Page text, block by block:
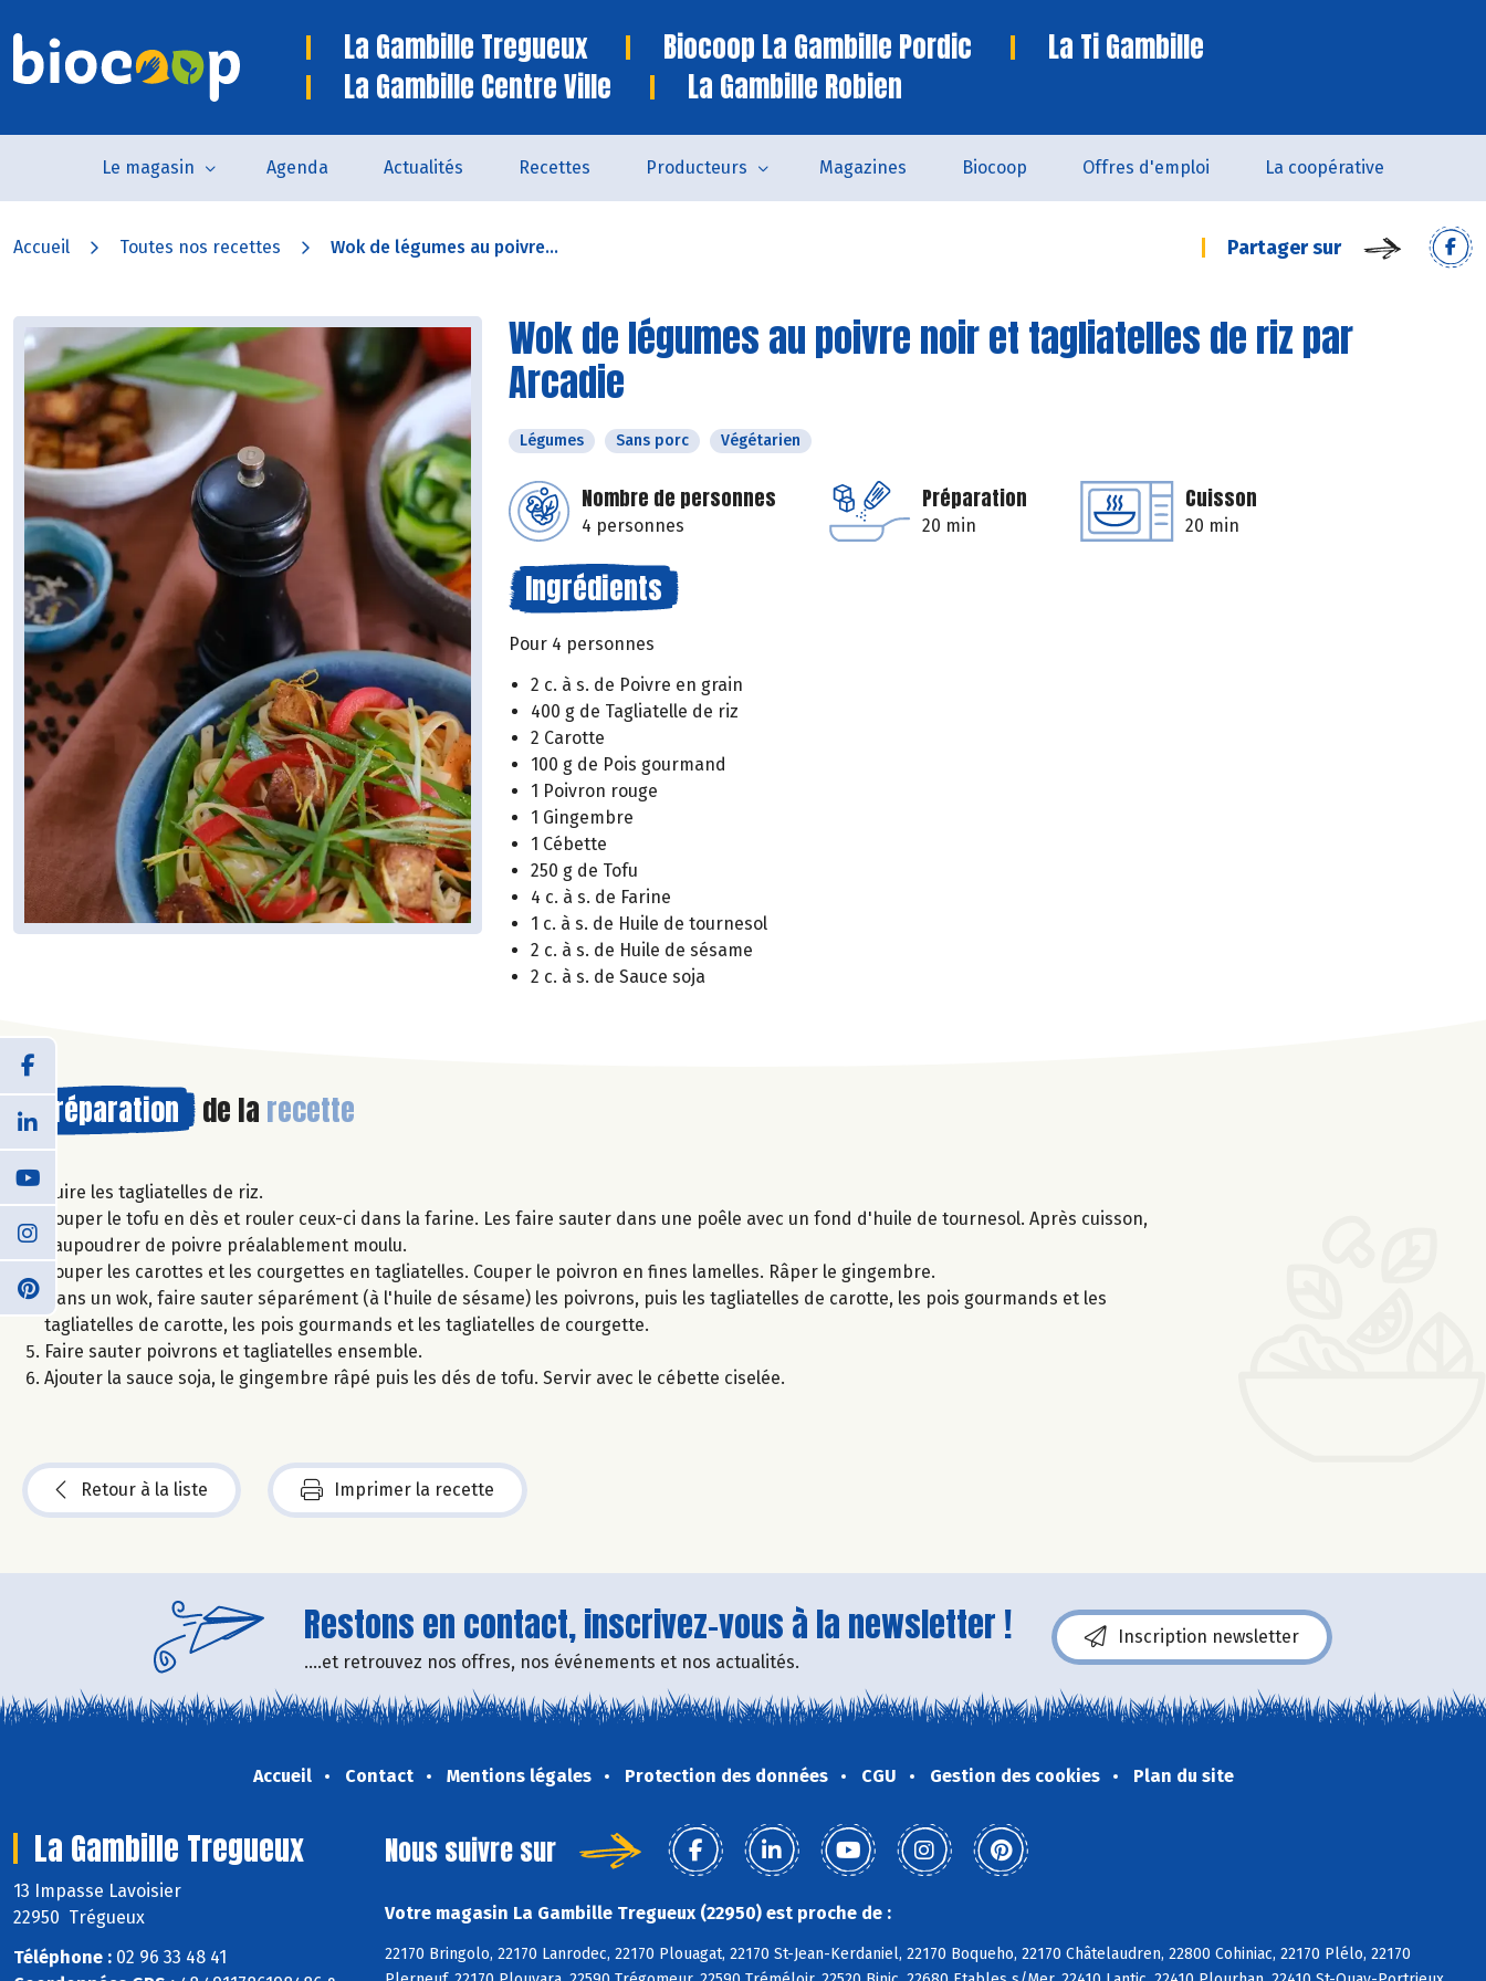
La Gambille Tregueux Biocoop La Gambille Pordic
La Ti Gambille
La Gambille Centre Ville
La Gambille Robien
Le magasin Agenda Actualités Recettes Producteurs Magazines Biocoop Offres d'emploi La coopérative
Accueil Toutes nos recettes Wok de légumes au poivre... Partager sur
Wok de légumes au poivre noir et tagliatelles de riz par
Arcadie
Légumes Sans porc Végétarien
Nombre de personnes
4 personnes
Préparation
20 min
Cuisson
20 min
Ingrédients
Pour 4 personnes
2 c. à s. de Poivre en grain
400 g de Tagliatelle de riz
2 Carotte
100 g de Pois gourmand
1 Poivron rouge
1 Gingembre
1 Cébette
250 g de Tofu
4 c. à s. de Farine
1 c. à s. de Huile de tournesol
2 c. à s. de Huile de sésame
2 c. à s. de Sauce soja
Préparation de la recette
Cuire les tagliatelles de riz.
Couper le tofu en dès et rouler ceux-ci dans la farine. Les faire sauter dans une poêle avec un fond d'huile de tournesol. Après cuisson,
saupoudrer de poivre préalablement moulu.
Couper les carottes et les courgettes en tagliatelles. Couper le poivron en fines lamelles. Râper le gingembre.
Dans un wok, faire sauter séparément (à l'huile de sésame) les poivrons, puis les tagliatelles de carotte, les pois gourmands et les
tagliatelles de carotte, les pois gourmands et les tagliatelles de courgette.
Faire sauter poivrons et tagliatelles ensemble.
Ajouter la sauce soja, le gingembre râpé puis les dés de tofu. Servir avec le cébette ciselée.
Retour à la liste Imprimer la recette
Restons en contact, inscrivez-vous à la newsletter !
....et retrouvez nos offres, nos événements et nos actualités.
Inscription newsletter
Accueil Contact Mentions légales Protection des données CGU Gestion des cookies Plan du site
La Gambille Tregueux
13 Impasse Lavoisier
22950 Trégueux
Téléphone : 02 96 33 48 41
Nous suivre sur
Votre magasin La Gambille Tregueux (22950) est proche de :
22170 Bringolo, 22170 Lanrodec, 22170 Plouagat, 22170 St-Jean-Kerdaniel, 22170 Boqueho, 22170 Châtelaudren, 22800 Cohiniac, 22170 Plélo, 22170